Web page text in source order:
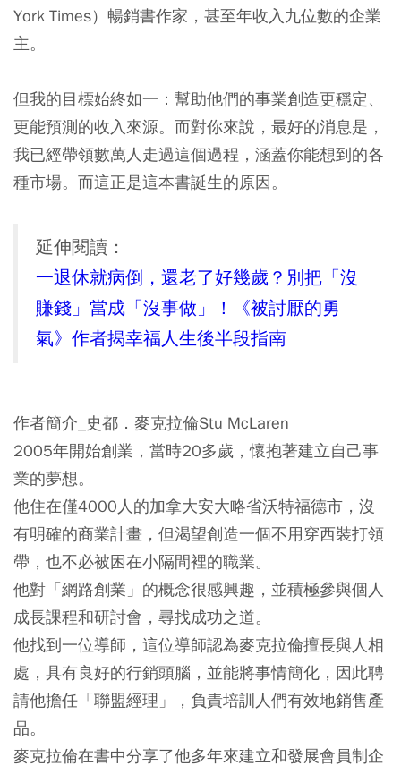
York Times）暢銷書作家，甚至年收入九位數的企業
主。
但我的目標始終如一：幫助他們的事業創造更穩定、
更能預測的收入來源。而對你來說，最好的消息是，
我已經帶領數萬人走過這個過程，涵蓋你能想到的各
種市場。而這正是這本書誕生的原因。
延伸閱讀：
一退休就病倒，還老了好幾歲？別把「沒
賺錢」當成「沒事做」！《被討厭的勇
氣》作者揭幸福人生後半段指南
作者簡介_史都．麥克拉倫Stu McLaren
2005年開始創業，當時20多歲，懷抱著建立自己事
業的夢想。
他住在僅4000人的加拿大安大略省沃特福德市，沒
有明確的商業計畫，但渴望創造一個不用穿西裝打領
帶，也不必被困在小隔間裡的職業。
他對「網路創業」的概念很感興趣，並積極參與個人
成長課程和研討會，尋找成功之道。
他找到一位導師，這位導師認為麥克拉倫擅長與人相
處，具有良好的行銷頭腦，並能將事情簡化，因此聘
請他擔任「聯盟經理」，負責培訓人們有效地銷售產
品。
麥克拉倫在書中分享了他多年來建立和發展會員制企